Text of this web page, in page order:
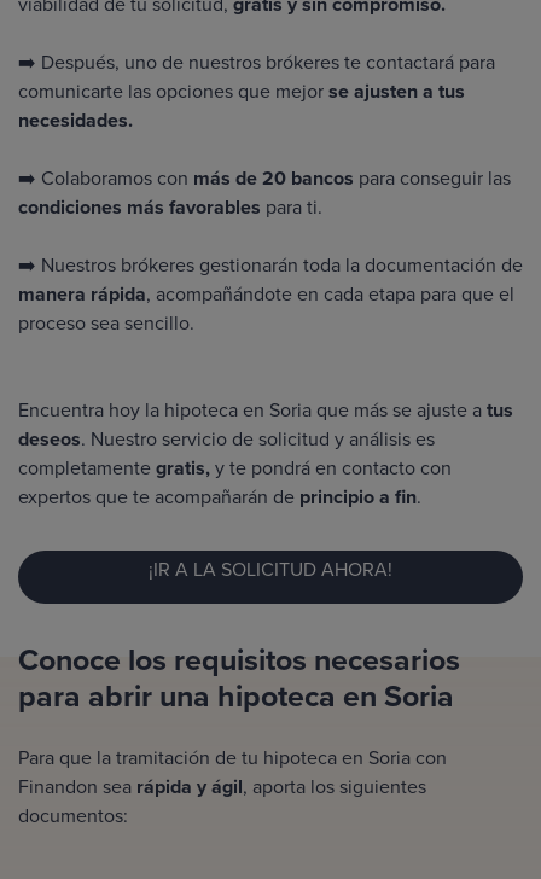
➡️ Después, uno de nuestros brókeres te contactará para
comunicarte las opciones que mejorse ajusten a tus
necesidades.
➡️ Colaboramos con más de 20 bancos para conseguir las
condiciones más favorables para ti.
➡️ Nuestros brókeres gestionarán toda la documentación de
manera rápida, acompañándote en cada etapa para que el
proceso sea sencillo.
Encuentra hoy la hipoteca en Soria que más se ajuste atus
deseos. Nuestro servicio de solicitud y análisis es
completamente gratis,y te pondrá en contacto con
expertos que te acompañarán de principio a fin.
¡IR A LA SOLICITUD AHORA!
Conoce los requisitos necesarios
para abrir una hipoteca en Soria
Para que la tramitación de tu hipoteca en Soria con
Finandon sea rápida y ágil, aporta los siguientes
documentos: